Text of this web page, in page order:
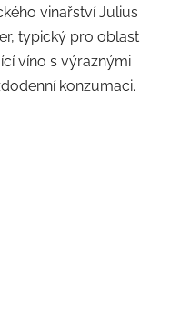
vinařství Julius
typický pro oblast
víno s výraznými
konzumaci.